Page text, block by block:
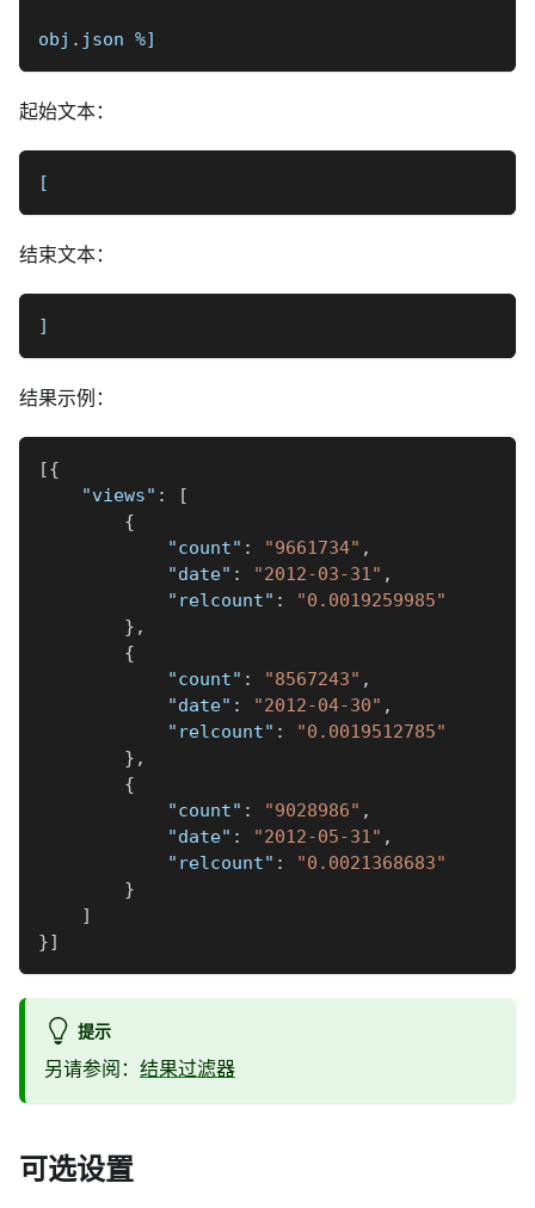
obj . json %]
起始文本：
[
结束文本：
]
结果示例：
[{
"views" :
[
{
"count" : "9661734" ,
"date" : "2012-03-31" ,
"relcount" :
"0.0019259985"
} ,
{
"count" : "8567243" ,
"date" : "2012-04-30" ,
"relcount" :
"0.0019512785"
} ,
{
"count" : "9028986" ,
"date" : "2012-05-31" ,
"relcount" :
"0.0021368683"
}
]
}]
提示
另请参阅： 结果过滤器
可选设置